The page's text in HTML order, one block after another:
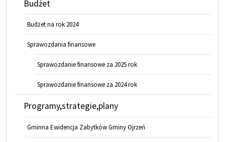
Budżet
Budżet na rok 2024
Sprawozdania finansowe
Sprawozdanie finansowe za 2025 rok
Sprawozdanie finansowe za 2024 rok
Programy,strategie,plany
Gminna Ewidencja Zabytków Gminy Ojrzeń